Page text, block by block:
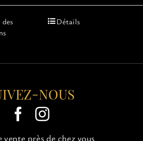
Ce
variations.
options
peuvent
être
choisies
Détails
NOUS
vente près de chez vous